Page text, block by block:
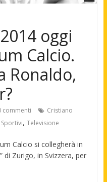
oggi
Calcio.
Ronaldo,
commenti
Cristiano
Sportivi, Televisione
Calcio si collegherà in
di Zurigo, in Svizzera, per